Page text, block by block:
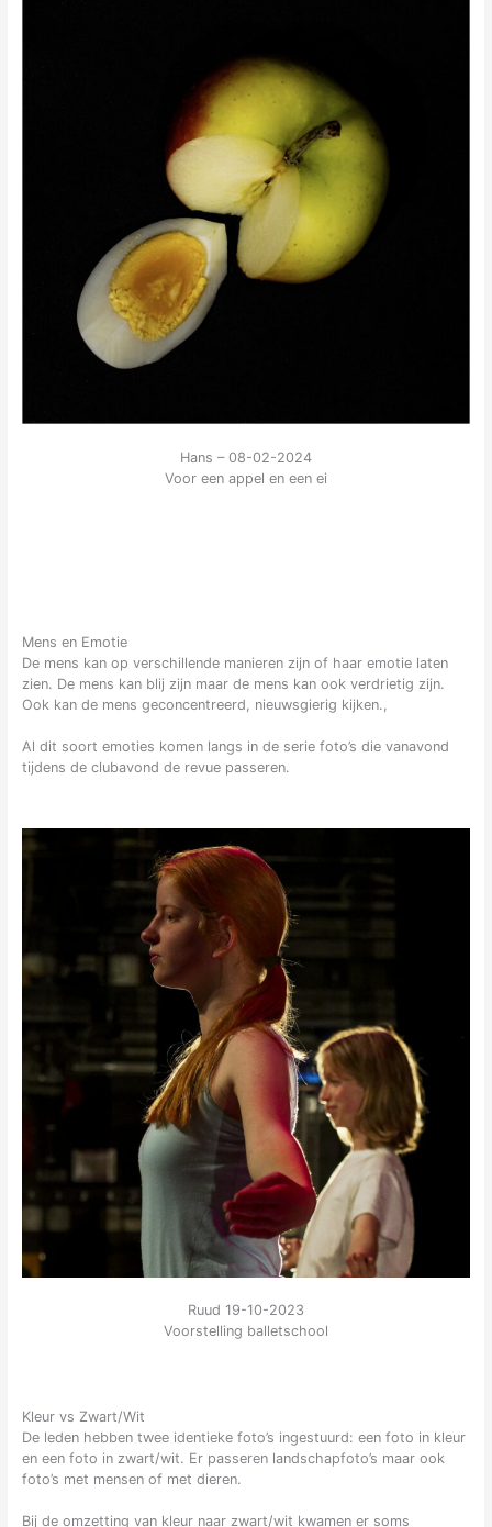
Hans – 08-02-2024
Voor een appel en een ei
Mens en Emotie
De mens kan op verschillende manieren zijn of haar emotie laten
zien. De mens kan blij zijn maar de mens kan ook verdrietig zijn.
Ook kan de mens geconcentreerd, nieuwsgierig kijken.,
Al dit soort emoties komen langs in de serie foto’s die vanavond
tijdens de clubavond de revue passeren.
Ruud 19-10-2023
Voorstelling balletschool
Kleur vs Zwart/Wit
De leden hebben twee identieke foto’s ingestuurd: een foto in kleur
en een foto in zwart/wit. Er passeren landschapfoto’s maar ook
foto’s met mensen of met dieren.
Bij de omzetting van kleur naar zwart/wit kwamen er soms